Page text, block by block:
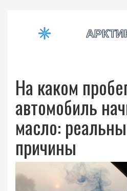
На каком
автомобиль
масло:
причины